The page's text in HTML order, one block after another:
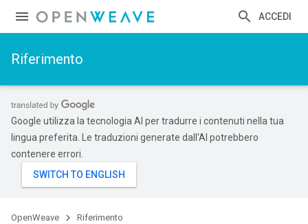
ACCEDI
Riferimento
Google utilizza la tecnologia AI per tradurre i contenuti nella tua
lingua preferita. Le traduzioni generate dall'AI potrebbero
contenere errori.
OpenWeave Riferimento